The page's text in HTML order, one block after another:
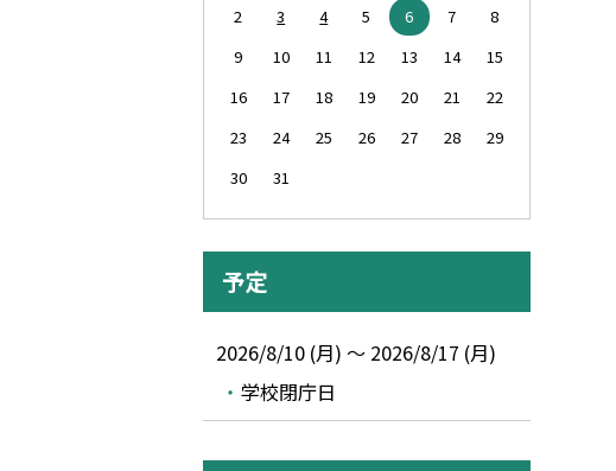
2
3 4 5 6 7
8
9
10 11 12 13 14
15
16
17 18 19 20 21
22
23
24 25 26 27 28
29
30
31
予定
2026/8/10 (月) ～ 2026/8/17 (月)
学校閉庁日